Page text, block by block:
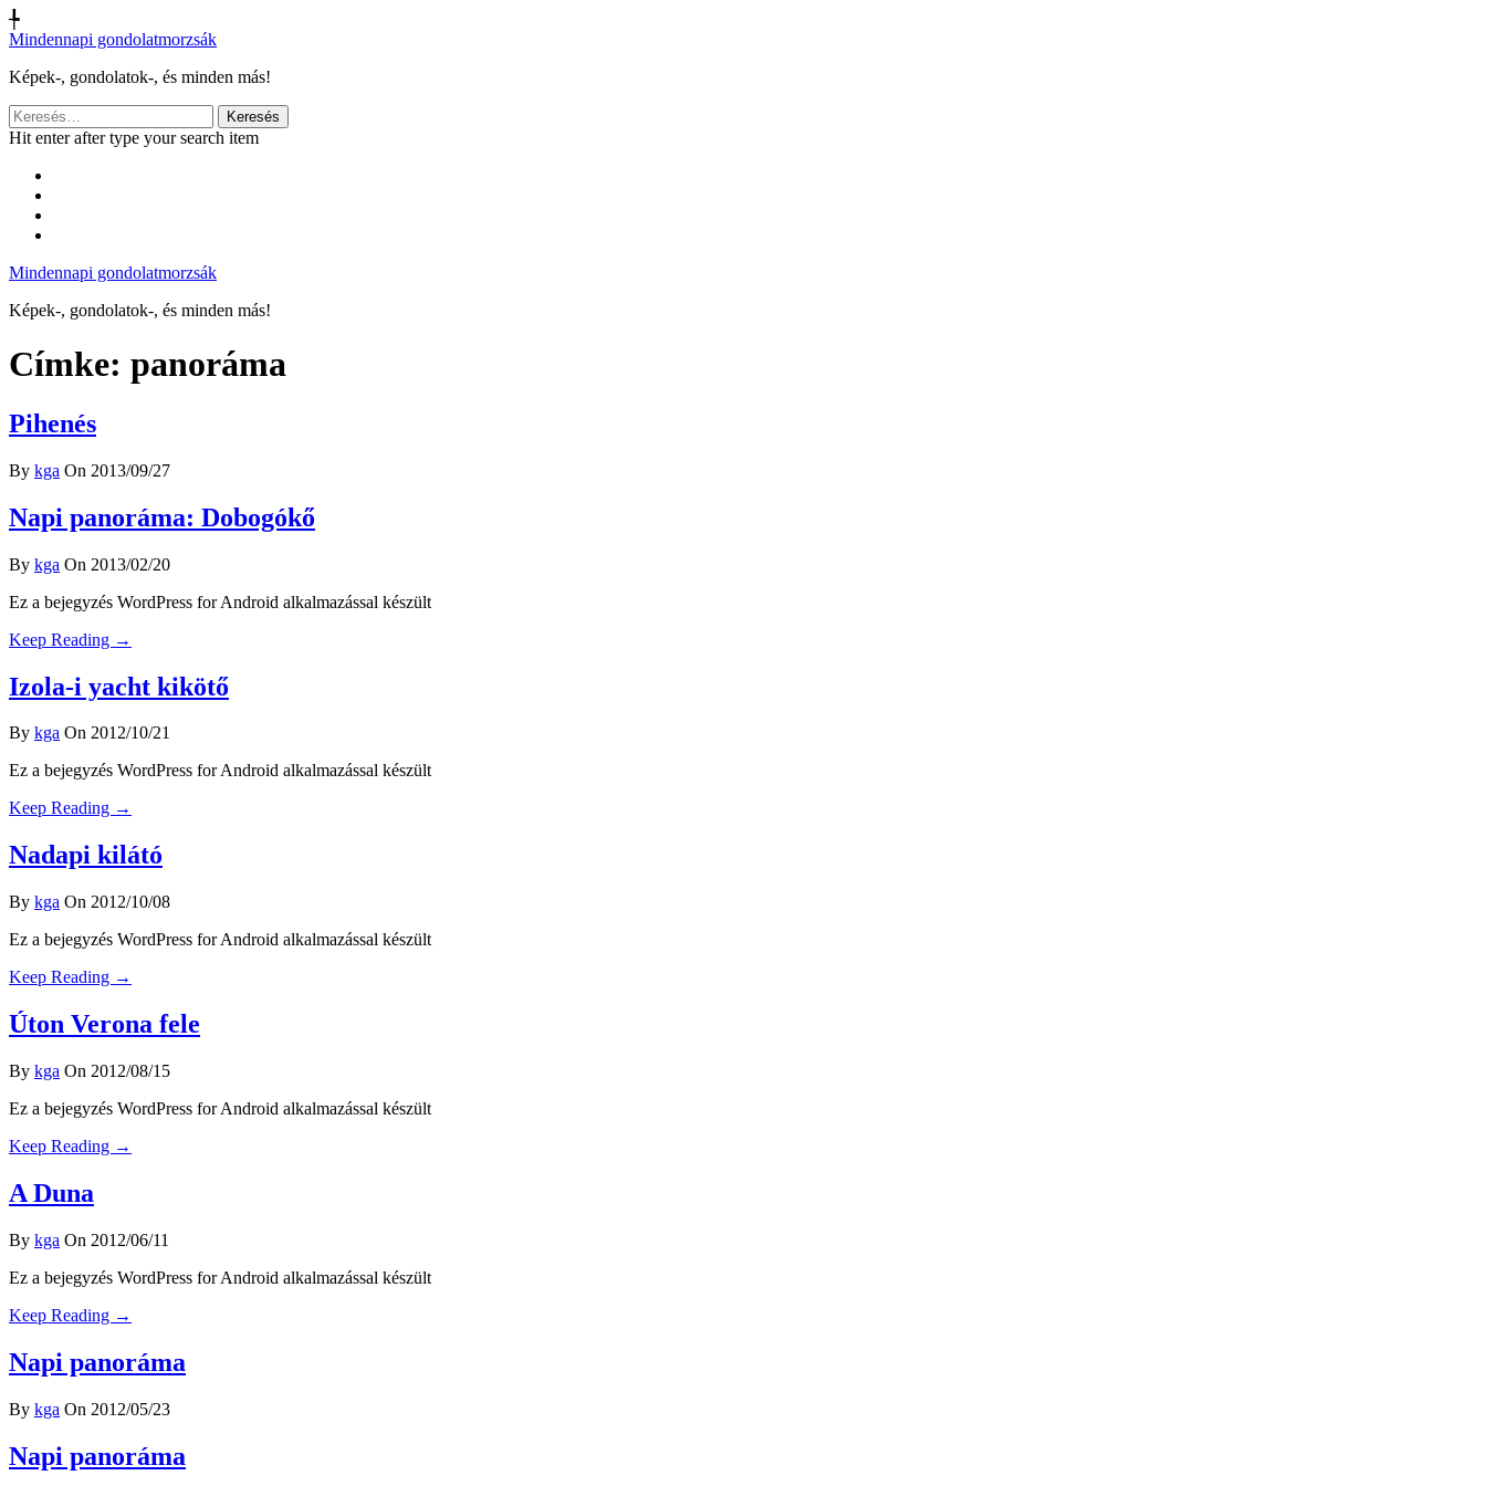
╄
Mindennapi gondolatmorzsák
Képek-, gondolatok-, és minden más!
Keresés:
Hit enter after type your search item
Mindennapi gondolatmorzsák
Képek-, gondolatok-, és minden más!
Címke: panoráma
Pihenés
By kga On 2013/09/27
Napi panoráma: Dobogókő
By kga On 2013/02/20
Ez a bejegyzés WordPress for Android alkalmazással készült
Keep Reading →
Izola-i yacht kikötő
By kga On 2012/10/21
Ez a bejegyzés WordPress for Android alkalmazással készült
Keep Reading →
Nadapi kilátó
By kga On 2012/10/08
Ez a bejegyzés WordPress for Android alkalmazással készült
Keep Reading →
Úton Verona fele
By kga On 2012/08/15
Ez a bejegyzés WordPress for Android alkalmazással készült
Keep Reading →
A Duna
By kga On 2012/06/11
Ez a bejegyzés WordPress for Android alkalmazással készült
Keep Reading →
Napi panoráma
By kga On 2012/05/23
Napi panoráma